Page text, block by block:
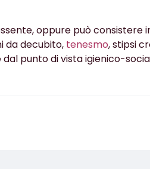
oppure può
da decubito, tenesmo, stipsi
punto di vista igienico-